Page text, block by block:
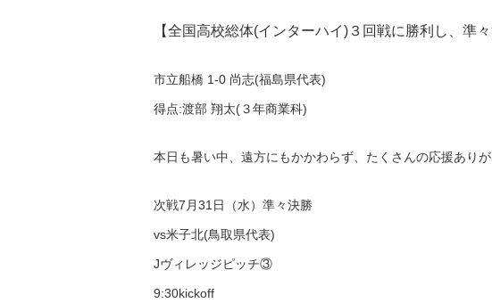
【全国高校総体(インターハイ)３回戦に勝利し、準
市立船橋 1-0 尚志(福島県代表)
得点:渡部 翔太(３年商業科)
本日も暑い中、遠方にもかかわらず、たくさんの応援ありが
次戦7月31日（水）準々決勝
vs米子北(鳥取県代表)
Jヴィレッジピッチ③
9:30kickoff